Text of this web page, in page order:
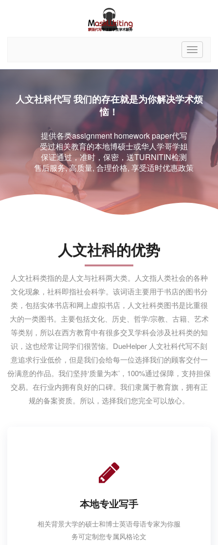
人文社科代写 我们的存在就是为你解决学术烦
恼！
提供各类assignment homework paper代写
受过相关教育的本地博硕士或华人学哥学姐
保证通过，准时，保密，送TURNITIN检测
售后服务, 高质量, 合理价格, 享受适时优惠政策
人文社科的优势
人文社科类指的是人文与社科两大类。人文指人类社会的各种
文化现象，社科即指社会科学。该词语主要用于书店的图书分
类，包括实体书店和网上虚拟书店，人文社科类图书是比重很
大的一类图书。主要包括文化、历史、哲学/宗教、古籍、艺术
等类别，所以在西方教育中有很多交叉学科会涉及社科类的知
识，这也经常让同学们很苦恼。DueHelper 人文社科代写不刻
意追求行业低价，但是我们会给每一位选择我们的顾客交付一
份满意的作品。我们坚持‘质量为本’，100%通过保障，支持担保
交易。在行业内拥有良好的口碑。我们隶属于教育旗，拥有正
规的备案资质。所以，选择我们您完全可以放心。
本地专业写手
相关背景大学的硕士和博士英语母语专家为你服
务可定制您专属风格论文